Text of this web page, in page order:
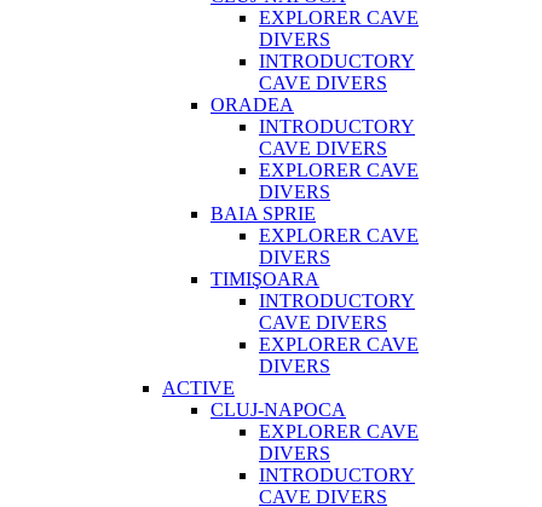
EXPLORER CAVE
DIVERS
INTRODUCTORY
CAVE DIVERS
ORADEA
INTRODUCTORY
CAVE DIVERS
EXPLORER CAVE
DIVERS
BAIA SPRIE
EXPLORER CAVE
DIVERS
TIMIŞOARA
INTRODUCTORY
CAVE DIVERS
EXPLORER CAVE
DIVERS
ACTIVE
CLUJ-NAPOCA
EXPLORER CAVE
DIVERS
INTRODUCTORY
CAVE DIVERS